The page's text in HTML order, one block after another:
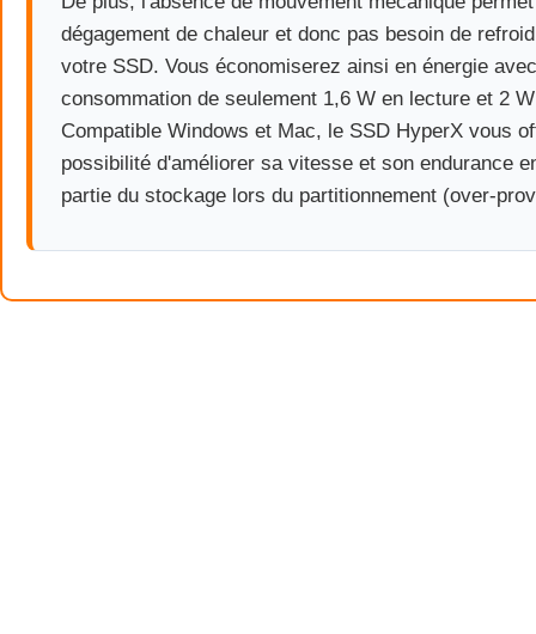
dégagement de chaleur et donc pas besoin de
votre SSD. Vous économiserez ainsi en énergie
consommation de seulement 1,6 W en lecture et 2
Compatible Windows et Mac, le SSD HyperX vous
possibilité d'améliorer sa vitesse et son endurance
partie du stockage lors du partitionnement (over-